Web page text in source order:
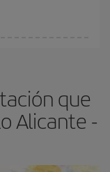
disponibles o se
que
Alicante -